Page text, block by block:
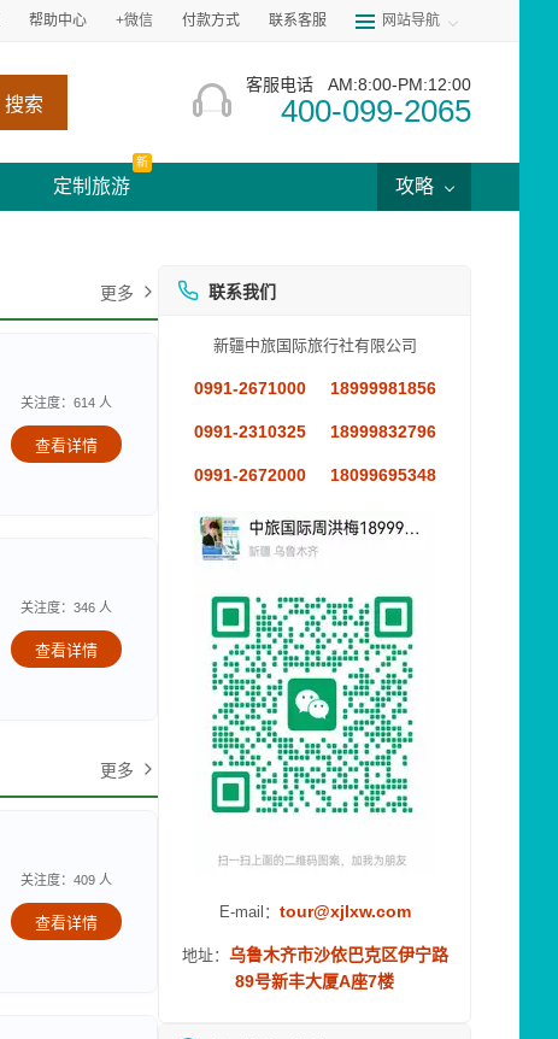
帮助中心 +微信 付款方式 联系客服 网站导航
搜索
客服电话 AM:8:00-PM:12:00
400-099-2065
定制旅游
新
攻略
更多
关注度：614 人
查看详情
关注度：346 人
查看详情
更多
关注度：409 人
查看详情
联系我们
新疆中旅国际旅行社有限公司
0991-2671000 18999981856
0991-2310325 18999832796
0991-2672000 18099695348
E-mail： tour@xjlxw.com
地址： 乌鲁木齐市沙依巴克区伊宁路
89号新丰大厦A座7楼